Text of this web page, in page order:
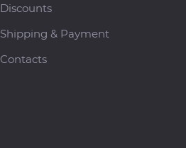
Discounts
Shipping & Payment
Contacts